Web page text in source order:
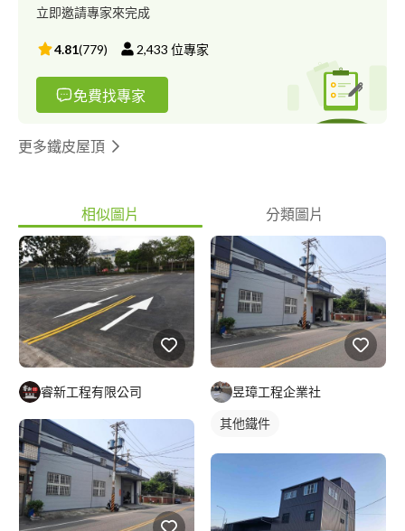
立即邀請專家來完成
4.81(779) 2,433 位專家
免費找專家
更多鐵皮屋頂
相似圖片 分類圖片
睿新工程有限公司 昱璋工程企業社
其他鐵件